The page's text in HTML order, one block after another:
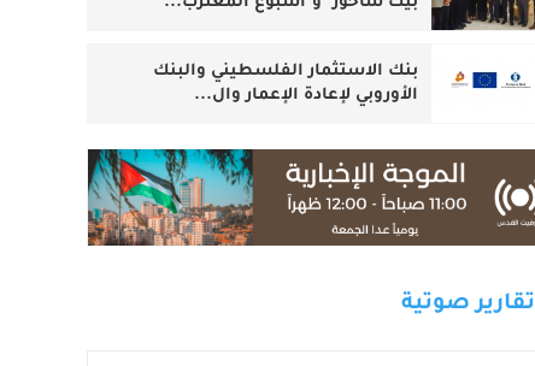
بنك الاستثمار الفلسطيني والبنك
الأوروبي لإعادة الإعمار وال...
تقارير صوتية